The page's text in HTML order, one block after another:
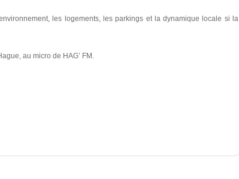
les logements, les parkings et la dynamique locale si la
au micro de HAG’ FM.